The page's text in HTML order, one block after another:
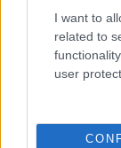
I want to
related to
user
szabályzatot!
LEGNÉZETTEBB